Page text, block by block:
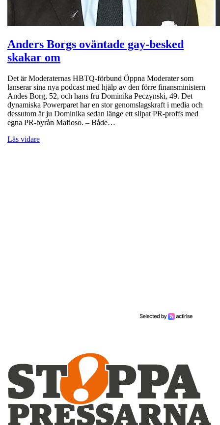
Anders Borgs oväntade gay-besked
skakar om
Det är Moderaternas HBTQ-förbund Öppna Moderater som
lanserar sina nya podcast med hjälp av den förre finansministern
Andes Borg, 52, och hans fru Dominika Peczynski, 49. Det
dynamiska Powerparet har en stor genomslagskraft i media och
dessutom är ju Dominika sedan länge ett slipat PR-proffs med
egna PR-byrån Mafioso. – Både…
Läs vidare